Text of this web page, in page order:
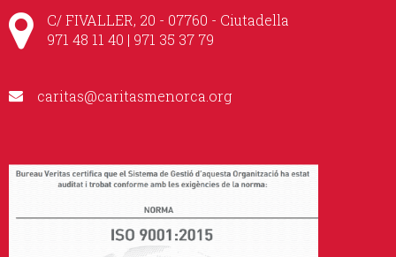
C/ FIVALLER, 20 - 07760 - Ciutadella
971 48 11 40 | 971 35 37 79
caritas@caritasmenorca.org